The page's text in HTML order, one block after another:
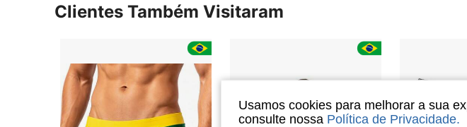
Clientes Também Visitaram
Usamos cookies para melhorar a sua
consulte nossa Política de Privacidade.